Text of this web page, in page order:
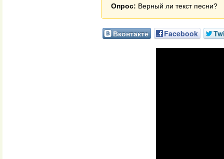
Опрос: Верный ли текст песни?
Вконтакте Facebook